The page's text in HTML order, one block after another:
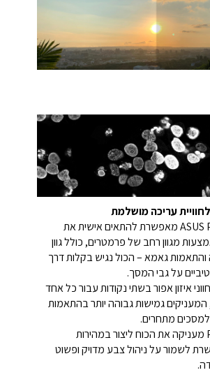
עריכה מושלמת
ASUS ProArt Palette מאפשרת להתאים אישית את
מגוון רחב של פרמטרים, כולל גוון
גאמא – הכול נגיש בקלות דרך
על גבי המסך.
איזון אפור בשתי נקודות עבור כל אחד
גמישות גבוהה יותר בהתאמות
מתחרים.
ProArt Palette מעניקה את הכוח ליצור במהירות
לשמור על ניהול צבע מדויק ופשוט